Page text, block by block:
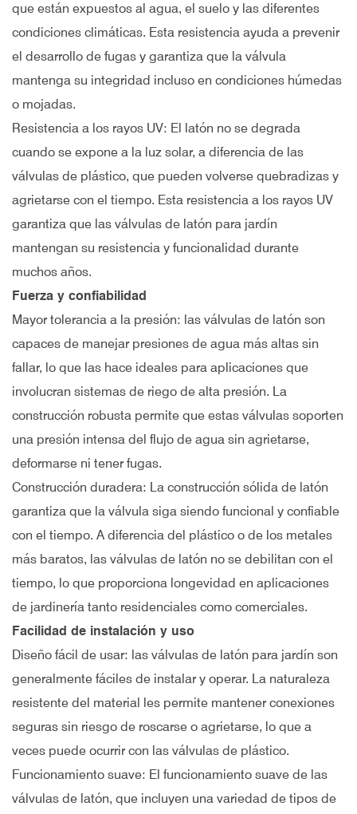
que están expuestos al agua, el suelo y las diferentes
condiciones climáticas. Esta resistencia ayuda a prevenir
el desarrollo de fugas y garantiza que la válvula
mantenga su integridad incluso en condiciones húmedas
o mojadas.
Resistencia a los rayos UV: El latón no se degrada
cuando se expone a la luz solar, a diferencia de las
válvulas de plástico, que pueden volverse quebradizas y
agrietarse con el tiempo. Esta resistencia a los rayos UV
garantiza que las válvulas de latón para jardín
mantengan su resistencia y funcionalidad durante
muchos años.
Fuerza y confiabilidad
Mayor tolerancia a la presión: las válvulas de latón son
capaces de manejar presiones de agua más altas sin
fallar, lo que las hace ideales para aplicaciones que
involucran sistemas de riego de alta presión. La
construcción robusta permite que estas válvulas soporten
una presión intensa del flujo de agua sin agrietarse,
deformarse ni tener fugas.
Construcción duradera: La construcción sólida de latón
garantiza que la válvula siga siendo funcional y confiable
con el tiempo. A diferencia del plástico o de los metales
más baratos, las válvulas de latón no se debilitan con el
tiempo, lo que proporciona longevidad en aplicaciones
de jardinería tanto residenciales como comerciales.
Facilidad de instalación y uso
Diseño fácil de usar: las válvulas de latón para jardín son
generalmente fáciles de instalar y operar. La naturaleza
resistente del material les permite mantener conexiones
seguras sin riesgo de roscarse o agrietarse, lo que a
veces puede ocurrir con las válvulas de plástico.
Funcionamiento suave: El funcionamiento suave de las
válvulas de latón, que incluyen una variedad de tipos de